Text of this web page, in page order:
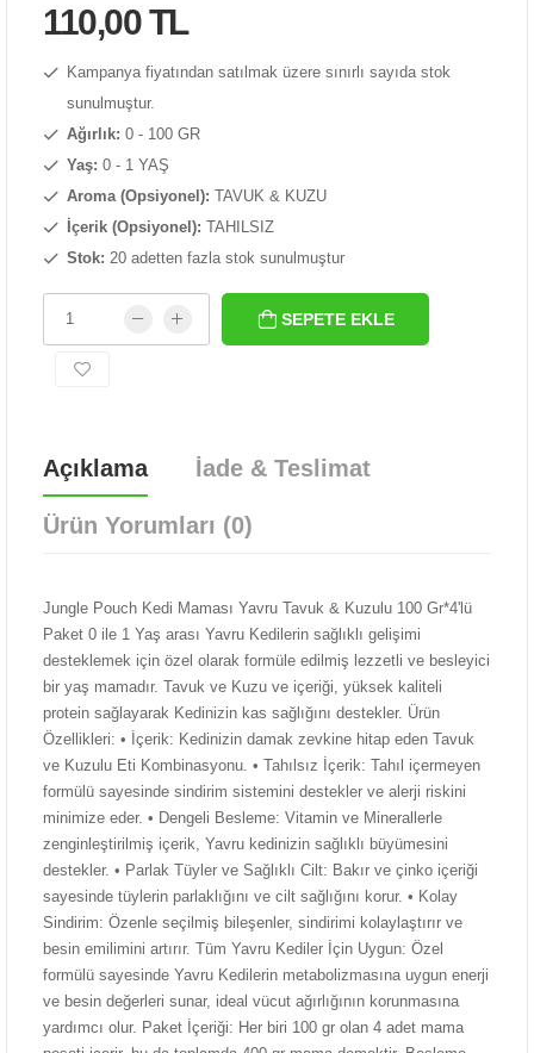
110,00 TL
Kampanya fiyatından satılmak üzere sınırlı sayıda stok
sunulmuştur.
Ağırlık: 0 - 100 GR
Yaş: 0 - 1 YAŞ
Aroma (Opsiyonel): TAVUK & KUZU
İçerik (Opsiyonel): TAHILSIZ
Stok: 20 adetten fazla stok sunulmuştur
SEPETE EKLE
Açıklama İade & Teslimat
Ürün Yorumları (0)
Jungle Pouch Kedi Maması Yavru Tavuk & Kuzulu 100 Gr*4'lü
Paket 0 ile 1 Yaş arası Yavru Kedilerin sağlıklı gelişimi
desteklemek için özel olarak formüle edilmiş lezzetli ve besleyici
bir yaş mamadır. Tavuk ve Kuzu ve içeriği, yüksek kaliteli
protein sağlayarak Kedinizin kas sağlığını destekler. Ürün
Özellikleri: • İçerik: Kedinizin damak zevkine hitap eden Tavuk
ve Kuzulu Eti Kombinasyonu. • Tahılsız İçerik: Tahıl içermeyen
formülü sayesinde sindirim sistemini destekler ve alerji riskini
minimize eder. • Dengeli Besleme: Vitamin ve Minerallerle
zenginleştirilmiş içerik, Yavru kedinizin sağlıklı büyümesini
destekler. • Parlak Tüyler ve Sağlıklı Cilt: Bakır ve çinko içeriği
sayesinde tüylerin parlaklığını ve cilt sağlığını korur. • Kolay
Sindirim: Özenle seçilmiş bileşenler, sindirimi kolaylaştırır ve
besin emilimini artırır. Tüm Yavru Kediler İçin Uygun: Özel
formülü sayesinde Yavru Kedilerin metabolizmasına uygun enerji
ve besin değerleri sunar, ideal vücut ağırlığının korunmasına
yardımcı olur. Paket İçeriği: Her biri 100 gr olan 4 adet mama